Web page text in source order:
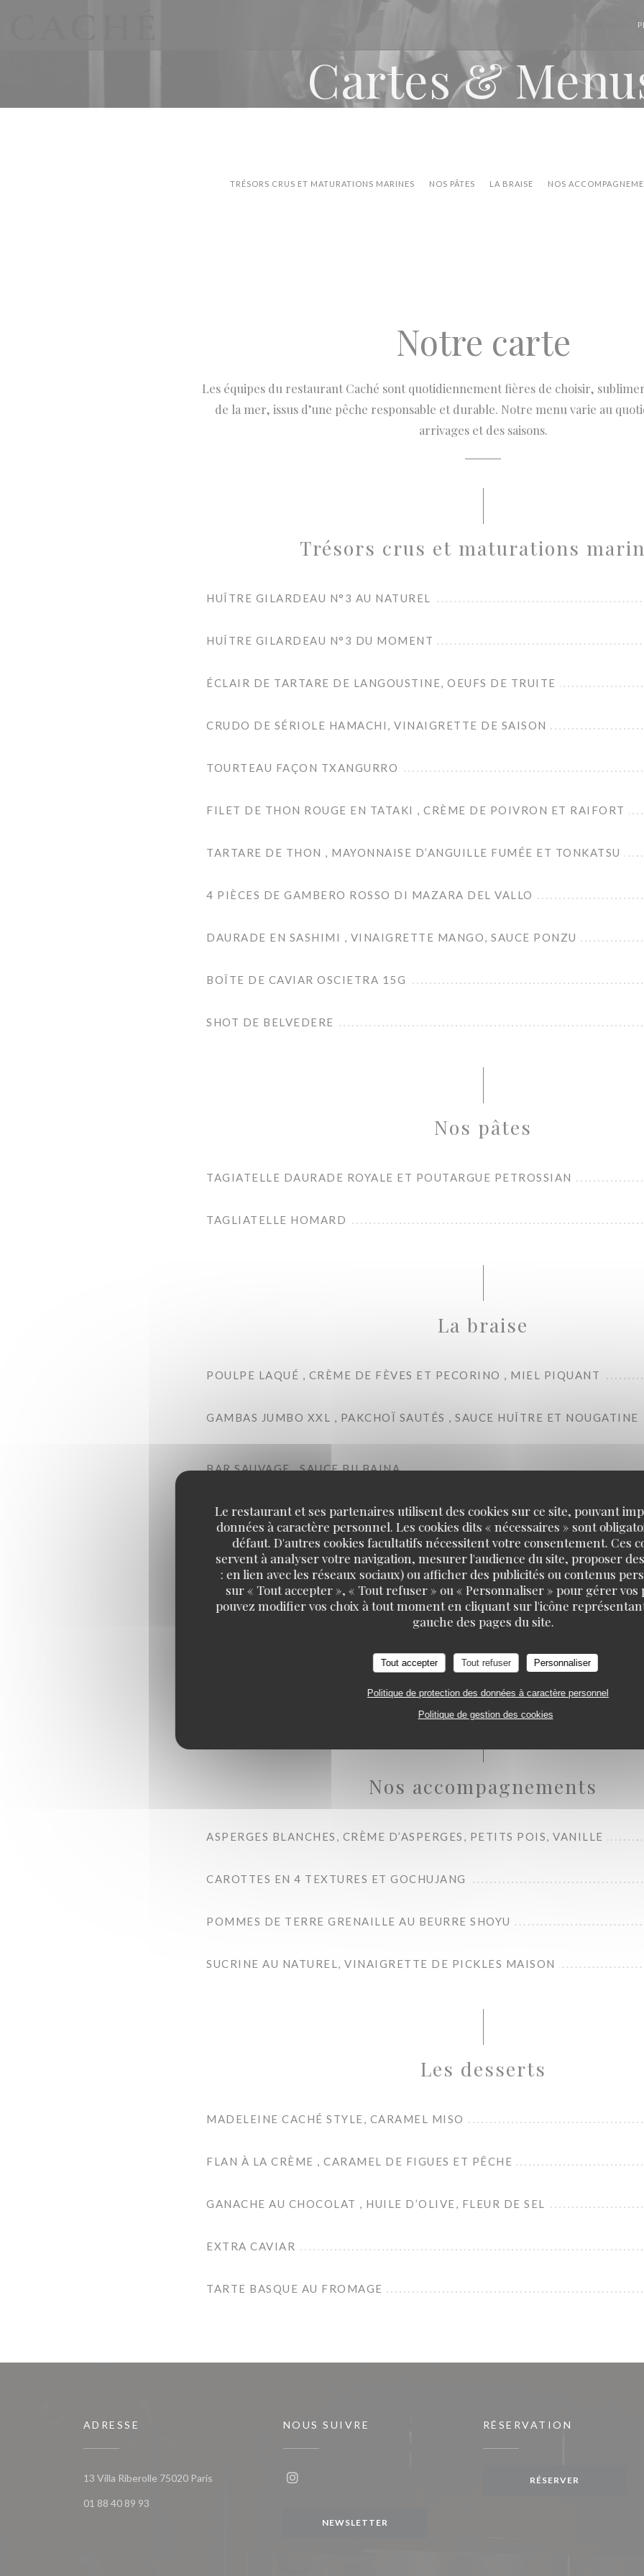
Le restaurant et ses partenaires utilisent des cookies sur ce site, pouvant
données à caractère personnel. Les cookies dits « nécessaires » sont
défaut. D'autres cookies facultatifs nécessitent votre consentement. Ces
servent à analyser votre navigation, mesurer l'audience du site, proposer
: en lien avec les réseaux sociaux) ou afficher des publicités ou contenus
sur « Tout accepter », « Tout refuser » ou « Personnaliser » pour gérer vos
pouvez modifier vos choix à tout moment en cliquant sur l'icône
gauche des pages du site.
Tout accepter Tout refuser Personnaliser
Politique de protection des données à caractère personnel
Politique de gestion des cookies
Cartes &
TRÉSORS CRUS ET MATURATIONS MARINES NOS PÂTES LA BRAISE NOS
Notre carte
Les équipes du restaurant Caché sont quotidiennement fières de choisir,
de la mer, issus d’une pêche responsable et durable. Notre menu varie au
arrivages et des saisons.
Trésors crus et maturations
HUÎTRE GILARDEAU N°3 AU NATUREL
HUÎTRE GILARDEAU N°3 DU MOMENT
ÉCLAIR DE TARTARE DE LANGOUSTINE, OEUFS DE TRUITE
CRUDO DE SÉRIOLE HAMACHI, VINAIGRETTE DE SAISON
TOURTEAU FAÇON TXANGURRO
FILET DE THON ROUGE EN TATAKI , CRÈME DE POIVRON ET RAIFORT
TARTARE DE THON , MAYONNAISE D’ANGUILLE FUMÉE ET TONKATSU
4 PIÈCES DE GAMBERO ROSSO DI MAZARA DEL VALLO
DAURADE EN SASHIMI , VINAIGRETTE MANGO, SAUCE PONZU
BOÎTE DE CAVIAR OSCIETRA 15G
SHOT DE BELVEDERE
Nos pâtes
TAGIATELLE DAURADE ROYALE ET POUTARGUE PETROSSIAN
TAGLIATELLE HOMARD
La braise
POULPE LAQUÉ , CRÈME DE FÈVES ET PECORINO , MIEL PIQUANT
GAMBAS JUMBO XXL , PAKCHOÏ SAUTÉS , SAUCE HUÎTRE ET NOUGATINE
BAR SAUVAGE , SAUCE BILBAINA
TURBOT SAUVAGE , SAUCE BILBAINA
DAURADE SAUVAGE , SAUCE BILBAINA
Nos accompagnements
ASPERGES BLANCHES, CRÈME D’ASPERGES, PETITS POIS, VANILLE
CAROTTES EN 4 TEXTURES ET GOCHUJANG
POMMES DE TERRE GRENAILLE AU BEURRE SHOYU
SUCRINE AU NATUREL, VINAIGRETTE DE PICKLES MAISON
Les desserts
MADELEINE CACHÉ STYLE, CARAMEL MISO
FLAN À LA CRÈME , CARAMEL DE FIGUES ET PÊCHE
GANACHE AU CHOCOLAT , HUILE D’OLIVE, FLEUR DE SEL
EXTRA CAVIAR
TARTE BASQUE AU FROMAGE
ADRESSE
13 Villa Riberolle 75020 Paris((ouvre une nouvelle fenêtre))
01 88 40 89 93
NOUS SUIVRE
NEWSLETTER
RÉSERVATION
RÉSERVER